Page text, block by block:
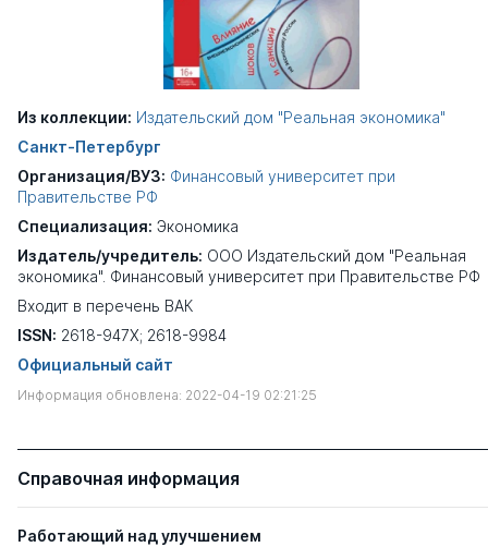
Из коллекции: Издательский дом "Реальная экономика"
Санкт-Петербург
Организация/ВУЗ: Финансовый университет при
Правительстве РФ
Специализация: Экономика
Издатель/учредитель: ООО Издательский дом "Реальная
экономика". Финансовый университет при Правительстве РФ
Входит в перечень ВАК
ISSN: 2618-947X; 2618-9984
Официальный сайт
Информация обновлена: 2022-04-19 02:21:25
Справочная информация
Работающий над улучшением